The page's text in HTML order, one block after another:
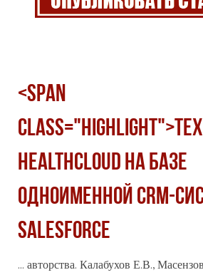
<span
HealthCloud на базе
одноименной CRM-
Salesforce
... авторства. Калабухов Е.В.,